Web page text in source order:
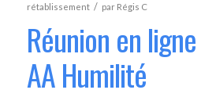
rétablissement / par Régis C
Réunion en
AA Humilité